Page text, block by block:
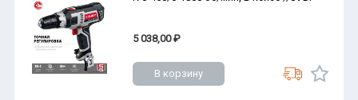
5 038,00 ₽
В корзину